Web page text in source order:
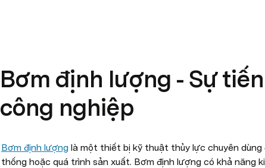
Bơm định lượng - Sự
công nghiệp
Bơm định lượng là một thiết bị kỹ thuật thủy lực chuyên
thống hoặc quá trình sản xuất. Bơm định lượng có khả năng